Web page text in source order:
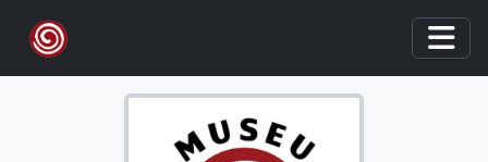
Skip to main content